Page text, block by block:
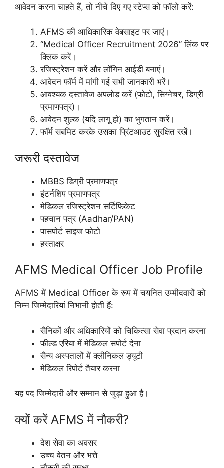
आवेदन करना चाहते हैं, तो नीचे दिए गए स्टेप्स को फॉलो करें:
AFMS की आधिकारिक वेबसाइट पर जाएं।
“Medical Officer Recruitment 2026” लिंक पर
क्लिक करें।
रजिस्ट्रेशन करें और लॉगिन आईडी बनाएं।
आवेदन फॉर्म में मांगी गई सभी जानकारी भरें।
आवश्यक दस्तावेज अपलोड करें (फोटो, सिग्नेचर, डिग्री
प्रमाणपत्र)।
आवेदन शुल्क (यदि लागू हो) का भुगतान करें।
फॉर्म सबमिट करके उसका प्रिंटआउट सुरक्षित रखें।
जरूरी दस्तावेज
MBBS डिग्री प्रमाणपत्र
इंटर्नशिप प्रमाणपत्र
मेडिकल रजिस्ट्रेशन सर्टिफिकेट
पहचान पत्र (Aadhar/PAN)
पासपोर्ट साइज फोटो
हस्ताक्षर
AFMS Medical Officer Job Profile
AFMS में Medical Officer के रूप में चयनित उम्मीदवारों को
निम्न जिम्मेदारियां निभानी होती हैं:
सैनिकों और अधिकारियों को चिकित्सा सेवा प्रदान करना
फील्ड एरिया में मेडिकल सपोर्ट देना
सैन्य अस्पतालों में क्लीनिकल ड्यूटी
मेडिकल रिपोर्ट तैयार करना
यह पद जिम्मेदारी और सम्मान से जुड़ा हुआ है।
क्यों करें AFMS में नौकरी?
देश सेवा का अवसर
उच्च वेतन और भत्ते